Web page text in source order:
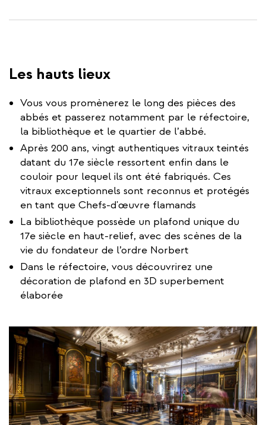
Les hauts lieux
Vous vous promènerez le long des pièces des
abbés et passerez notamment par le réfectoire,
la bibliothèque et le quartier de l’abbé.
Après 200 ans, vingt authentiques vitraux teintés
datant du 17e siècle ressortent enfin dans le
couloir pour lequel ils ont été fabriqués. Ces
vitraux exceptionnels sont reconnus et protégés
en tant que Chefs-d'œuvre flamands
La bibliothèque possède un plafond unique du
17e siècle en haut-relief, avec des scènes de la
vie du fondateur de l’ordre Norbert
Dans le réfectoire, vous découvrirez une
décoration de plafond en 3D superbement
élaborée